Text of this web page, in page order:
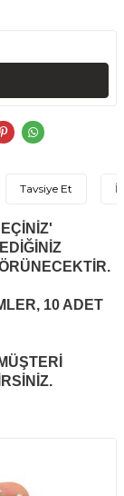
Tavsiye Et
10 ADET